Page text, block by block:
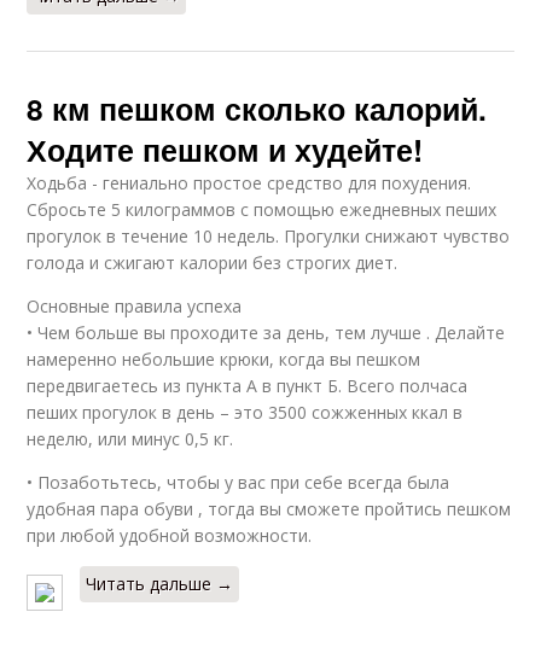
8 км пешком сколько калорий.
Ходите пешком и худейте!
Ходьба - гениально простое средство для похудения.
Сбросьте 5 килограммов с помощью ежедневных пеших
прогулок в течение 10 недель. Прогулки снижают чувство
голода и сжигают калории без строгих диет.
Основные правила успеха
• Чем больше вы проходите за день, тем лучше . Делайте
намеренно небольшие крюки, когда вы пешком
передвигаетесь из пункта А в пункт Б. Всего полчаса
пеших прогулок в день – это 3500 сожженных ккал в
неделю, или минус 0,5 кг.
• Позаботьтесь, чтобы у вас при себе всегда была
удобная пара обуви , тогда вы сможете пройтись пешком
при любой удобной возможности.
Читать дальше →